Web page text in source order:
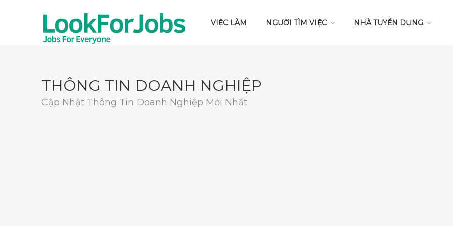
VIỆC LÀM NGƯỜI TÌM VIỆC NHÀ TUYỂN DỤNG
THÔNG TIN DOANH NGHIỆP
Cập Nhật Thông Tin Doanh Nghiệp Mới Nhất